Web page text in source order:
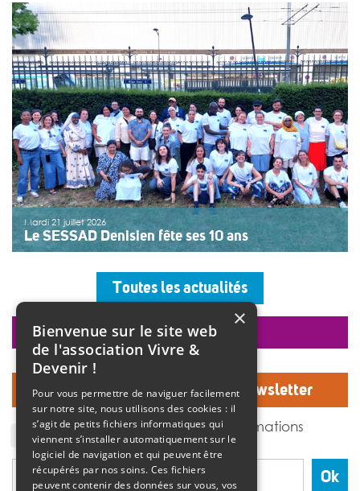
Le numéro du mois de juillet 2026 de Vivre et devenir, Le
Mag, vient de paraître. Le dossier central se concentre
sur les vacances pour tous. Vivre et devenir a lancé un
plan d’action afin de rendre les vacances accessibles
[…]
>>Lire la suite
Mardi 21 juillet 2026
Le SESSAD Denisien fête ses 10 ans
accueillaient les invités autour d’un buffet, dans une
ambiance musicale live assurée par un groupe de
musiciens. Christine Manadi, directrice du SESSAD
depuis sa création, est revenue sur l’histoire […]
>>Lire la suite
Toutes les actualités
Inscrivez-vous à notre Newsletter
J'accepte de recevoir des informations
de l'association Vivre et devenir.
Ok
faire un don
×
Bienvenue sur le site web
de l'association Vivre &
Devenir !
Pour vous permettre de naviguer facilement
sur notre site, nous utilisons des cookies : il
s’agit de petits fichiers informatiques qui
viennent s’installer automatiquement sur le
logiciel de navigation et qui peuvent être
récupérés par nos soins. Ces fichiers
peuvent contenir des données sur vous, vos